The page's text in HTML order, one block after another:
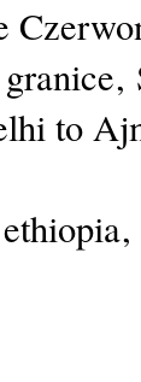
,
to
ethiopia,